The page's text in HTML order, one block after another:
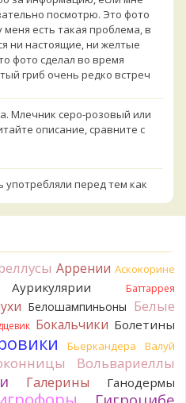
посмотрю. Это фото
меня есть такая проблема, в
ни настоящие, ни желтые
фото сделал во время
гриб очень редко встреч
Млечник серо-розовый или
описание, сравните с
употребляли перед тем как
почувствовал. Супруга
Детям тоже не горький.
нет. Но вот такие
конечно,
могла бы вырасти...
Аррении Аскокорине
Аурикулярии Баттаррея
Белошампиньоны Белые
Бокальчики Болетины
Бьеркандера Валуй
Вольвариеллы
Галерины Ганодермы